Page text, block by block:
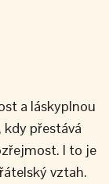
a láskyplnou
kdy přestává
I to je
vztah.